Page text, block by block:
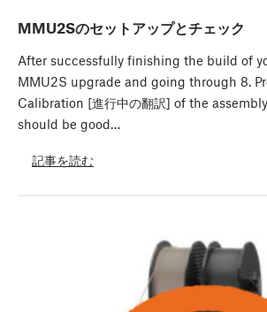
MMU2Sのセットアップとチェック
After successfully finishing the build of
MMU2S upgrade and going through 8.
Calibration [進行中の翻訳] of the
should be good…
記事を読む